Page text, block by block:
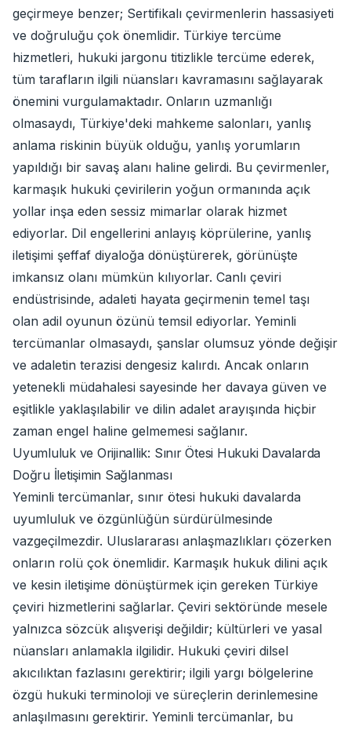
geçirmeye benzer; Sertifikalı çevirmenlerin hassasiyeti
ve doğruluğu çok önemlidir. Türkiye tercüme
hizmetleri, hukuki jargonu titizlikle tercüme ederek,
tüm tarafların ilgili nüansları kavramasını sağlayarak
önemini vurgulamaktadır. Onların uzmanlığı
olmasaydı, Türkiye'deki mahkeme salonları, yanlış
anlama riskinin büyük olduğu, yanlış yorumların
yapıldığı bir savaş alanı haline gelirdi. Bu çevirmenler,
karmaşık hukuki çevirilerin yoğun ormanında açık
yollar inşa eden sessiz mimarlar olarak hizmet
ediyorlar. Dil engellerini anlayış köprülerine, yanlış
iletişimi şeffaf diyaloğa dönüştürerek, görünüşte
imkansız olanı mümkün kılıyorlar. Canlı çeviri
endüstrisinde, adaleti hayata geçirmenin temel taşı
olan adil oyunun özünü temsil ediyorlar. Yeminli
tercümanlar olmasaydı, şanslar olumsuz yönde değişir
ve adaletin terazisi dengesiz kalırdı. Ancak onların
yetenekli müdahalesi sayesinde her davaya güven ve
eşitlikle yaklaşılabilir ve dilin adalet arayışında hiçbir
zaman engel haline gelmemesi sağlanır.
Uyumluluk ve Orijinallik: Sınır Ötesi Hukuki Davalarda
Doğru İletişimin Sağlanması
Yeminli tercümanlar, sınır ötesi hukuki davalarda
uyumluluk ve özgünlüğün sürdürülmesinde
vazgeçilmezdir. Uluslararası anlaşmazlıkları çözerken
onların rolü çok önemlidir. Karmaşık hukuk dilini açık
ve kesin iletişime dönüştürmek için gereken Türkiye
çeviri hizmetlerini sağlarlar. Çeviri sektöründe mesele
yalnızca sözcük alışverişi değildir; kültürleri ve yasal
nüansları anlamakla ilgilidir. Hukuki çeviri dilsel
akıcılıktan fazlasını gerektirir; ilgili yargı bölgelerine
özgü hukuki terminoloji ve süreçlerin derinlemesine
anlaşılmasını gerektirir. Yeminli tercümanlar, bu